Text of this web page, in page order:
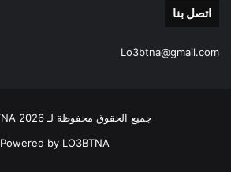
اتصل بنا
Lo3btna@gmail.com
جميع الحقوق محفوظة لـ Lo3BTNA 2026 ©
Powered by LO3BTNA